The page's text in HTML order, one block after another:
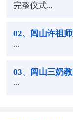
完整仪式...
02、闾山许祖
...
03、闾山三奶
...